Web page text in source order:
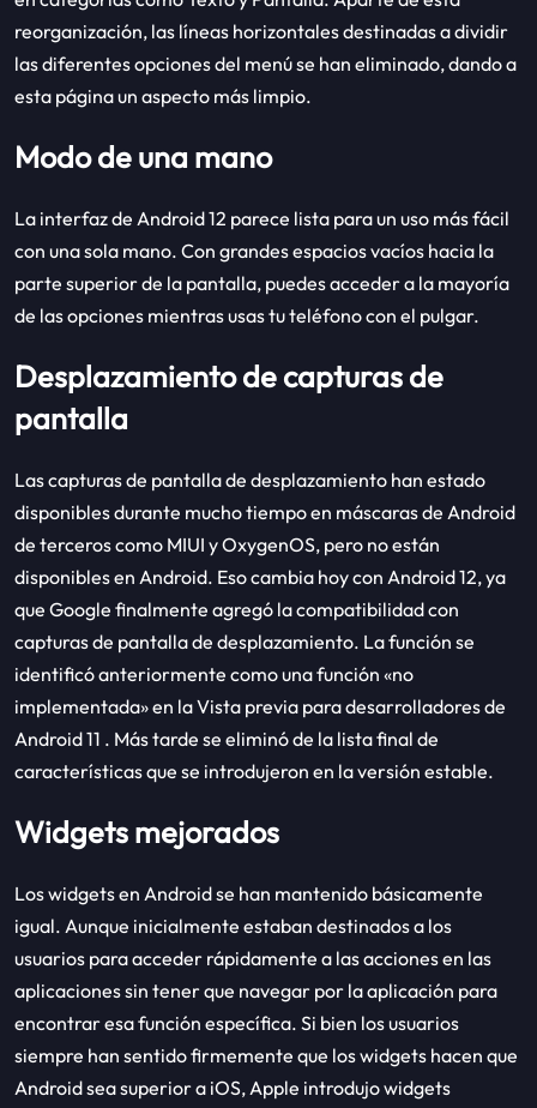
reorganización, las líneas horizontales destinadas a dividir
las diferentes opciones del menú se han eliminado, dando a
esta página un aspecto más limpio.
Modo de una mano
La interfaz de Android 12 parece lista para un uso más fácil
con una sola mano. Con grandes espacios vacíos hacia la
parte superior de la pantalla, puedes acceder a la mayoría
de las opciones mientras usas tu teléfono con el pulgar.
Desplazamiento de capturas de
pantalla
Las capturas de pantalla de desplazamiento han estado
disponibles durante mucho tiempo en máscaras de Android
de terceros como MIUI y OxygenOS, pero no están
disponibles en Android. Eso cambia hoy con Android 12, ya
que Google finalmente agregó la compatibilidad con
capturas de pantalla de desplazamiento. La función se
identificó anteriormente como una función «no
implementada» en la Vista previa para desarrolladores de
Android 11 . Más tarde se eliminó de la lista final de
características que se introdujeron en la versión estable.
Widgets mejorados
Los widgets en Android se han mantenido básicamente
igual. Aunque inicialmente estaban destinados a los
usuarios para acceder rápidamente a las acciones en las
aplicaciones sin tener que navegar por la aplicación para
encontrar esa función específica. Si bien los usuarios
siempre han sentido firmemente que los widgets hacen que
Android sea superior a iOS, Apple introdujo widgets